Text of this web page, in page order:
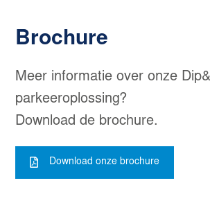
Brochure
Meer informatie over onze
parkeeroplossing?
Download de brochure.
Download onze brochure